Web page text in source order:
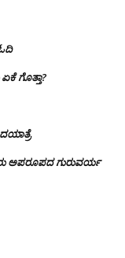
ಗೊತ್ತಾ?
ಅಪರೂಪದ ಗುರುವರ್ಯ